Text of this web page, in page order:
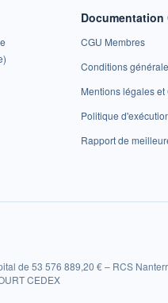
CGU Membres
Conditions
Mentions légales et
Politique
Rapport de
de 53 576 889,20 € – RCS
CEDEX